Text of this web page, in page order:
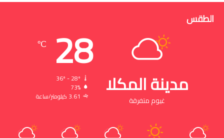
الطقس
مدينة المكلا
غيوم متفرقة
28
℃
73%
3.61 كيلومتر/ساعة